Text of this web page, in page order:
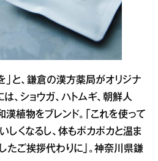
」と、鎌倉の漢方薬局がオリジナ
、ショウガ、ハトムギ、朝鮮人
植物をブレンド。「これを使って
しくなるし、体もポカポカと温ま
たご挨拶代わりに」。神奈川県鎌